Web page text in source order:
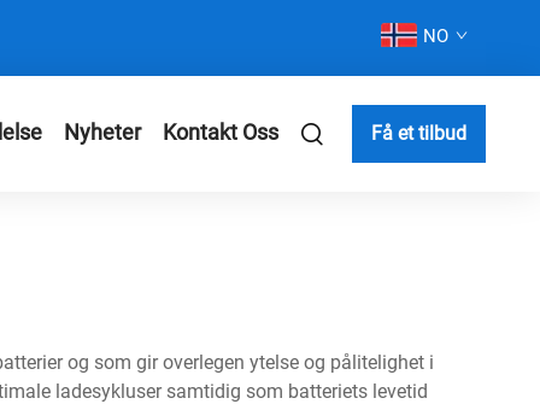
NO
Nyheter Kontakt Oss Få et tilbud
og som gir overlegen ytelse og pålitelighet i
ladesykluser samtidig som batteriets levetid